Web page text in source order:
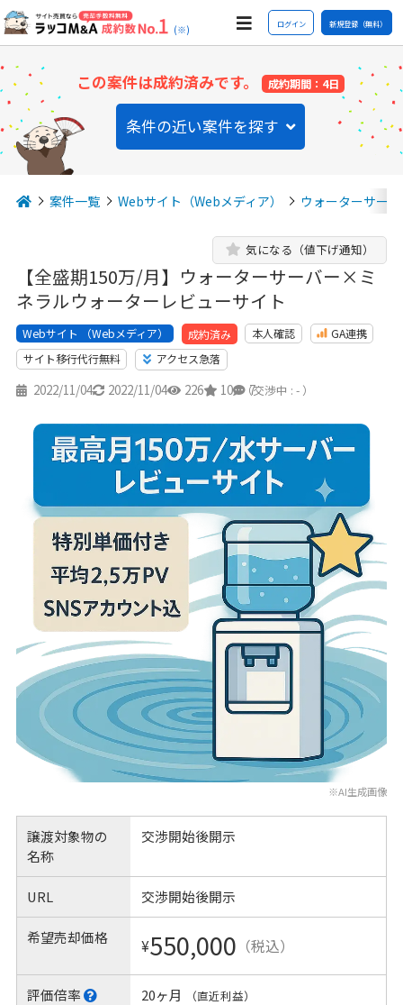
(※) ログイン 新規登録（無料）
この案件は成約済みです。 成約期間：4日
条件の近い案件を探す
案件一覧 Webサイト（Webメディア） ウォーターサー
【全盛期150万/月】ウォーターサーバー×ミ
ネラルウォーターレビューサイト
気になる（値下げ通知）
Webサイト （Webメディア） 成約済み 本人確認
GA連携
サイト移行代行無料
アクセス急落
2022/11/04 2022/11/04 226 10 7
（交渉中 : - ）
※AI生成画像
譲渡対象物の
名称
交渉開始後開示
URL 交渉開始後開示
希望売却価格 ¥550,000 （税込）
評価倍率 20ヶ月 （直近利益）